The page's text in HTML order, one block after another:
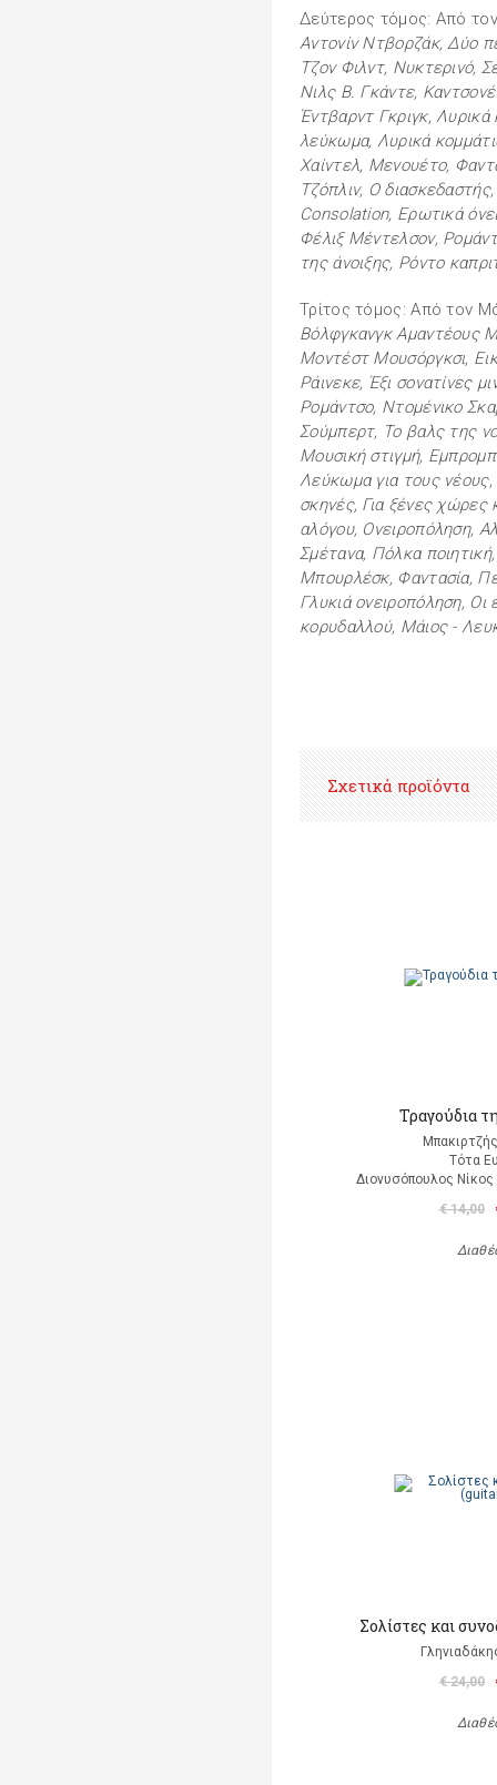
Δεύτερος τόμος: Από
Αντονίν Ντβορζάκ, Δύο
Τζον Φιλντ, Νυκτερινό,
Νιλς Β. Γκάντε,
Έντβαρντ Γκριγκ,
λεύκωμα, Λυρικά
Χαίντελ, Μενουέτο,
Τζόπλιν, Ο
Consolation, Ερωτικά
Φέλιξ Μέντελσον,
της άνοιξης, Ρόντο
Τρίτος τόμος: Από τον
Βόλφγκανγκ Αμαντέους
Μοντέστ Μουσόργκσι,
Ράινεκε, Έξι σονατίνες
Ρομάντσο, Ντομένικο
Σούμπερτ, Το βαλς της
Μουσική στιγμή,
Λεύκωμα για τους
σκηνές, Για ξένες χώρες
αλόγου, Ονειροπόληση,
Σμέτανα, Πόλκα
Μπουρλέσκ, Φαντασία,
Γλυκιά ονειροπόληση,
κορυδαλλού, Μάιος -
Σχετικά προϊόντα
Τραγούδια
Τότα
Διονυσόπουλος Νίκος
€ 14,00
Σολίστες και
€ 24,00